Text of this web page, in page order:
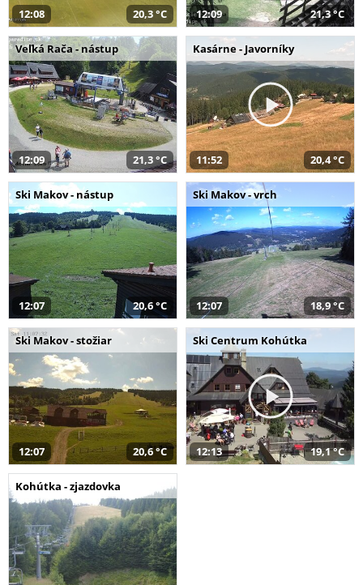
12:08 20,3 °C 12:09 21,3 °C
Veľká Rača - nástup
12:09 21,3 °C
Kasárne - Javorníky
11:52 20,4 °C
Ski Makov - nástup
12:07 20,6 °C
Ski Makov - vrch
12:07 18,9 °C
Ski Makov - stožiar
12:07 20,6 °C
Ski Centrum Kohútka
12:13 19,1 °C
Kohútka - zjazdovka